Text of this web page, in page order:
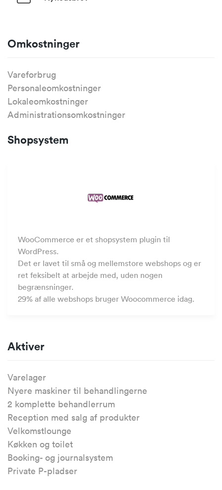
Omkostninger
Vareforbrug
Personaleomkostninger
Lokaleomkostninger
Administrationsomkostninger
Shopsystem
WooCommerce er et shopsystem plugin til
WordPress.
Det er lavet til små og mellemstore webshops og er
ret feksibelt at arbejde med, uden nogen
begrænsninger.
29% af alle webshops bruger Woocommerce idag.
Aktiver
Varelager
Nyere maskiner til behandlingerne
2 komplette behandlerrum
Reception med salg af produkter
Velkomstlounge
Køkken og toilet
Booking- og journalsystem
Private P-pladser